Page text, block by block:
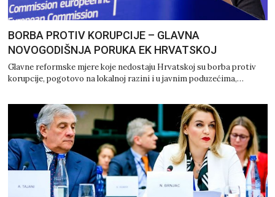
BORBA PROTIV KORUPCIJE – GLAVNA
NOVOGODIŠNJA PORUKA EK HRVATSKOJ
Glavne reformske mjere koje nedostaju Hrvatskoj su borba protiv
korupcije, pogotovo na lokalnoj razini i u javnim poduzećima,…